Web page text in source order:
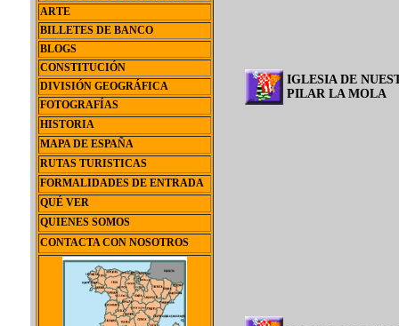
ARTE
BILLETES DE BANCO
BLOGS
CONSTITUCIÓN
DIVISIÓN GEOGRÁFICA
FOTOGRAFÍAS
HISTORIA
MAPA DE ESPAÑA
RUTAS TURISTICAS
FORMALIDADES DE ENTRADA
QUÉ VER
QUIENES SOMOS
CONTACTA CON NOSOTROS
IGLESIA DE
PILAR LA MOLA